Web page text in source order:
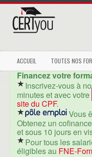
ACCUEIL TOUTES NOS
Financez votre
Inscrivez-vous à
minutes et avec votre
site du CPF.
Vous
Obtenez un
et sous 10 jours en
Pour tous les
éligibles au FNE-